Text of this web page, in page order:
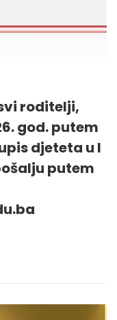
roditelji,
god. putem
djeteta u I
putem